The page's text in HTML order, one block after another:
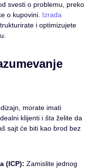
svesti o problemu, preko
o kupovini. Izrada
i optimizujete
morate imati
klijenti i šta želite da
sajt će biti kao brod bez
(ICP): Zamislite jednog